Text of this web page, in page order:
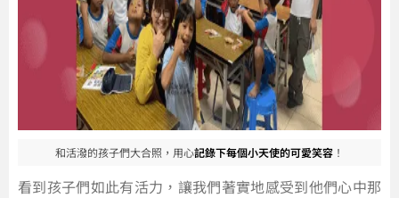
和活潑的孩子們大合照，用心記錄下每個小天使的可愛笑容 ！
看到孩子們如此有活力，讓我們著實地感受到他們心中那